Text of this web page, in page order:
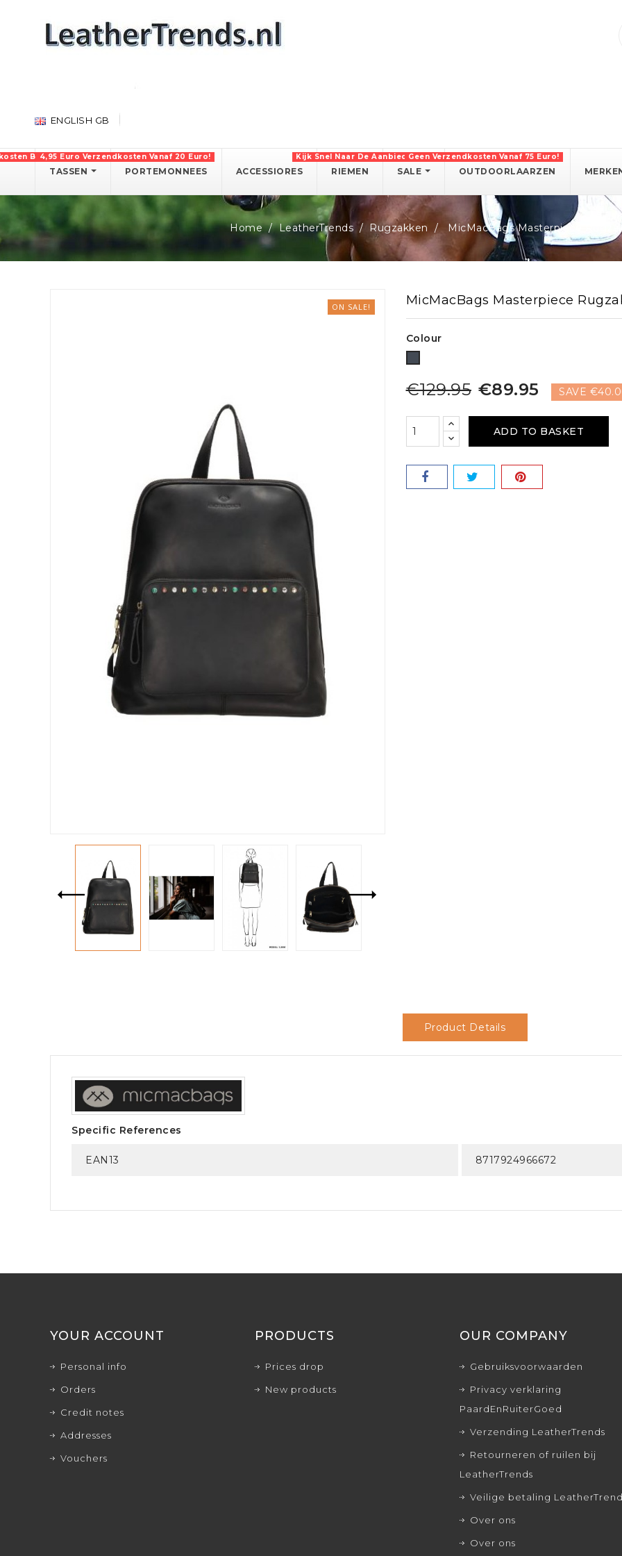
ENGLISH GB
TASSEN
Boven 750 Euro!
PORTEMONNEES
4,95 Euro Verzendkosten Vanaf 20 Euro!
ACCESSIORES RIEMEN SALE
Kijk Snel Naar De Aanbiedingen!
OUTDOORLAARZEN
Geen Verzendkosten Vanaf 75 Euro!
Home LeatherTrends Rugzakken MicMacBags Masterpiece
ON SALE! MicMacBags Masterpiece
Colour
Black
€129.95 €89.95 SAVE
ADD TO BASKET
Product Details
Specific References
EAN13 8717924966672
YOUR ACCOUNT
Personal info
Orders
Credit notes
Addresses
Vouchers
PRODUCTS
Prices drop
New products
OUR COMPANY
Gebruiksvoorwaarden
Privacy verklaring
PaardEnRuiterGoed
Verzending LeatherTrends
Retourneren of ruilen bij
LeatherTrends
Veilige betaling
Over ons
Over ons